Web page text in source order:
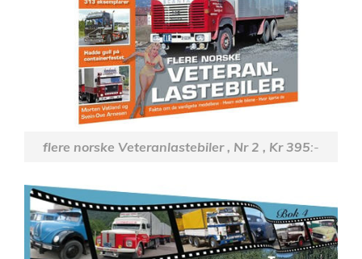
flere norske Veteranlastebiler , Nr 2 , Kr 395:-